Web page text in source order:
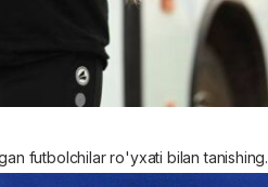
futbolchilar ro'yxati bilan tanishing.